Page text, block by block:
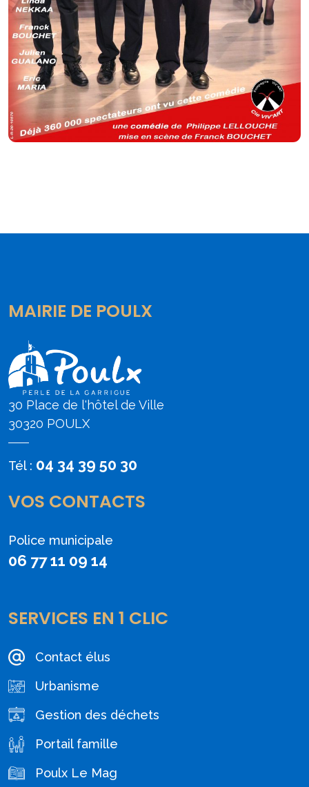
MAIRIE DE POULX
30 Place de l'hôtel de Ville
30320 POULX
Tél : 04 34 39 50 30
VOS CONTACTS
Police municipale
06 77 11 09 14
SERVICES EN 1 CLIC
Contact élus
Urbanisme
Gestion des déchets
Portail famille
Poulx Le Mag